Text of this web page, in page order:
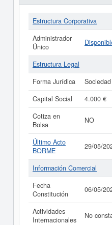
Estructura Corporativa
Administrador
Único
Estructura Legal
Forma Jurídica
Capital Social
4.000 €
Cotiza en
Bolsa
NO
Último Acto
BORME
29/05/
Información Comercial
Fecha
Constitución
06/05/
Actividades
Internacionales
No